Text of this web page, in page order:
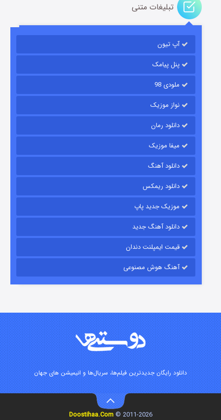
باب اسفنجی فصل ۱۷
قسمت۶ (زیرنویس) منتشر شد
قسمت۱۵ (دوبله) منتشر شد
این دریا طغیان خواهد کرد
تبلیغات متنی
آپ تیون
پنل پیامک
ملودی 98
نواز موزیک
دانلود رمان
میفا موزیک
دانلود آهنگ
دانلود ریمکس
موزیک جدید پاپ
دانلود آهنگ جدید
قیمت ایمپلنت دندان
آهنگ هوش مصنوعی
دانلود رایگان جدیدترین فیلم‌ها، سریال‌ها و انیمیشن های جهان
2011-2026 ©
Doostihaa.Com